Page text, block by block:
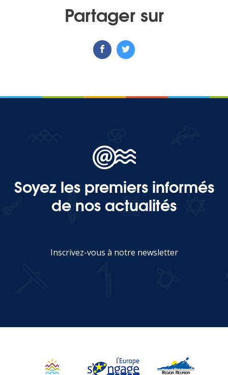
Documents
Top
Partager sur
Soyez les premiers informés
de nos actualités
Inscrivez-vous à notre newsletter